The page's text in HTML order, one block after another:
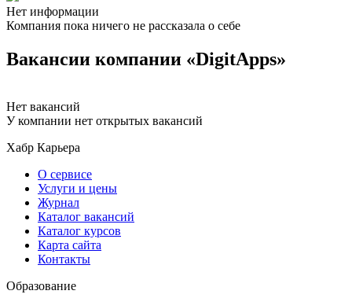
Нет информации
Компания пока ничего не рассказала о себе
Вакансии компании «DigitApps»
Нет вакансий
У компании нет открытых вакансий
Хабр Карьера
О сервисе
Услуги и цены
Журнал
Каталог вакансий
Каталог курсов
Карта сайта
Контакты
Образование